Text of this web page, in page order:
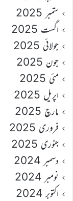
ستمبر 2025
اگست 2025
جولائی 2025
جون 2025
مئی 2025
اپریل 2025
مارچ 2025
فروری 2025
جنوری 2025
دسمبر 2024
نومبر 2024
اکتوبر 2024